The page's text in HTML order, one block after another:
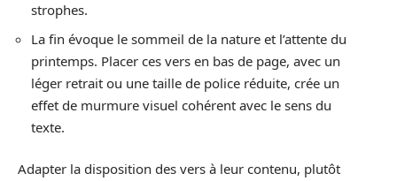
strophes.
La fin évoque le sommeil de la nature et l’attente du
printemps. Placer ces vers en bas de page, avec un
léger retrait ou une taille de police réduite, crée un
effet de murmure visuel cohérent avec le sens du
texte.
Adapter la disposition des vers à leur contenu, plutôt